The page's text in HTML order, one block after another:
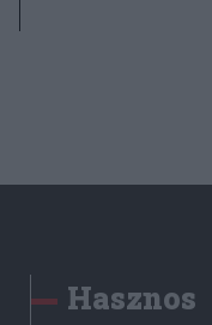
Hasznos